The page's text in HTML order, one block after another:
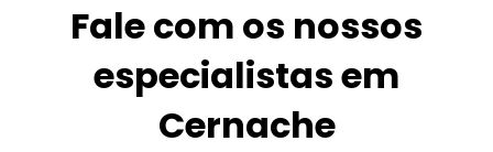
Fale com os nossos
especialistas em
Cernache